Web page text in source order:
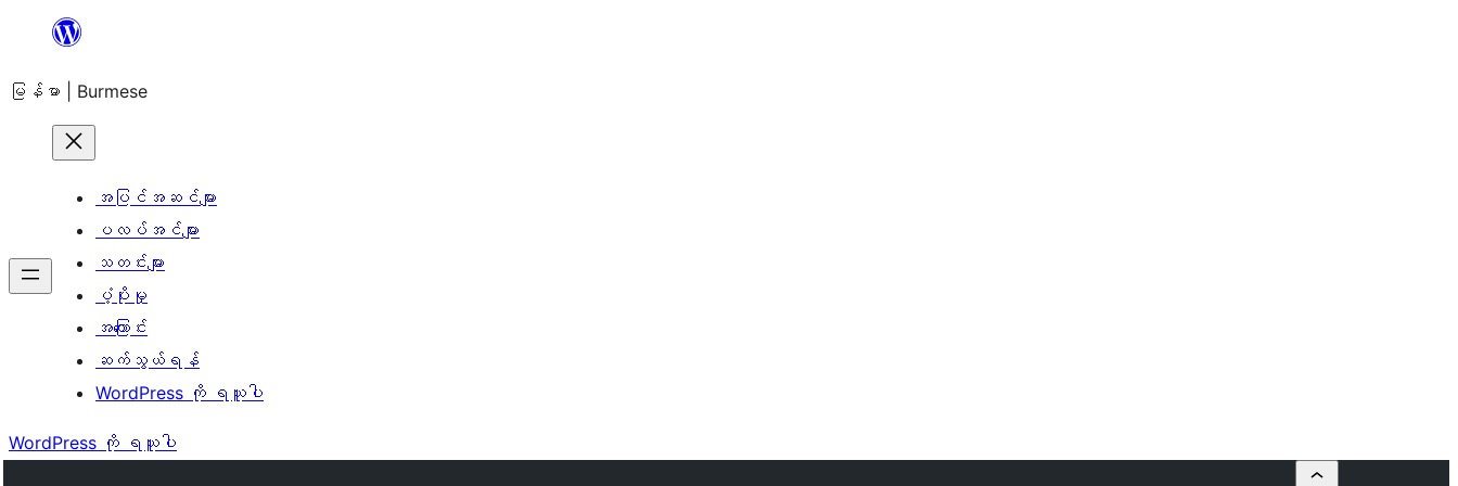
အကြောင်းအရာ
ကျော်သွား
မြန်မာ | Burmese
အပြင်အဆင်များ
ပလပ်အင်များ
သတင်းများ
ပံ့ပိုးမှု
အကြောင်း
ဆက်သွယ်ရန်
WordPress ကို ရယူပါ
WordPress ကို ရယူပါ